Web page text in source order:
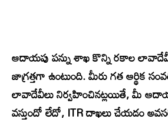
ఆదాయపు పన్ను శాఖ కొన్ని రకాల
జాగ్రత్తగా ఉంటుంది. మీరు గత ఆర్థిక
లావాదేవీలు నిర్వహించినట్లయితే, మీ
వస్తుందో లేదో, ITR దాఖలు చేయడం